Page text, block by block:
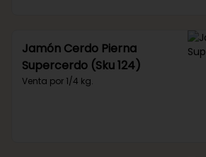
Jamón Cerdo Pierna
Supercerdo (Sku 124)
Venta por 1/4 kg.